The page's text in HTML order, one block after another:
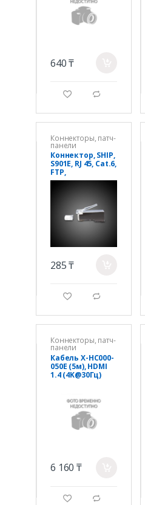
640 ₸
g d
Коннекторы, патч-
панели
Коннектор, SHIP,
S901E, RJ 45, Cat.6,
FTP,
Экранированны
285 ₸
g d
Коннекторы, патч-
панели
Кабель X-HC000-
050E (5м), HDMI
1.4 (4K@30Гц)
6 160 ₸
g d